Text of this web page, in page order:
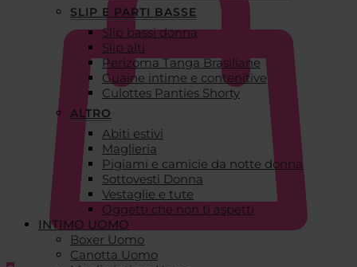
SLIP E PARTI BASSE
Slip bassi donna
Slip alti
Perizoma Tanga Brasiliane
Guaine intime e contenitive
Culottes Panties Shorty
ALTRO
Abiti estivi
Maglieria
Pigiami e camicie da notte donna
Sottovesti Donna
Vestaglie e tute
Oggetti che non ti aspetti
INTIMO UOMO
Boxer Uomo
Canotta Uomo